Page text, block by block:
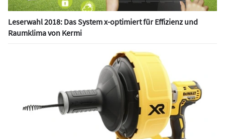
Leserwahl 2018: Das System x-optimiert für Effizienz und
Raumklima von Kermi